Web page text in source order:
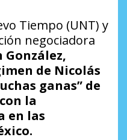
Tiempo (UNT) y
negociadora
González,
de Nicolás
ganas” de
la
en las